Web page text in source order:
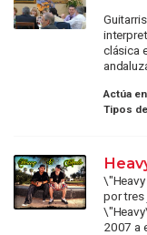
clásica
Actúa
Tipos
por tres
2007 a